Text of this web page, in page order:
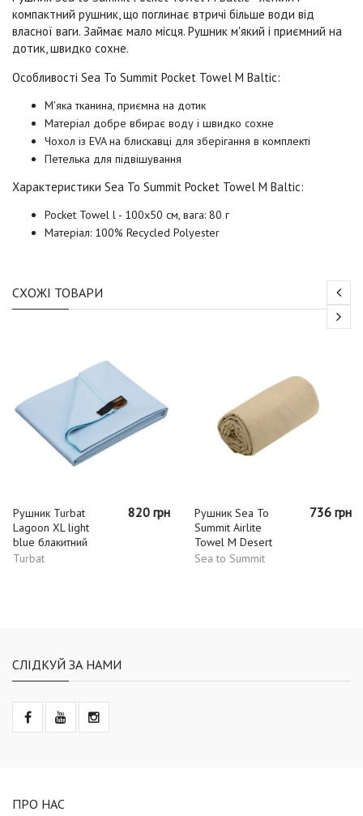
компактний рушник, що поглинає втричі більше води від
власної ваги. Займає мало місця. Рушник м'який і приємний на
дотик, швидко сохне.
Особливості Sea To Summit Pocket Towel M Baltic:
М'яка тканина, приємна на дотик
Матеріал добре вбирає воду і швидко сохне
Чохол із EVA на блискавці для зберігання в комплекті
Петелька для підвішування
Характеристики Sea To Summit Pocket Towel M Baltic:
Pocket Towel l - 100х50 см, вага: 80 г
Матеріал: 100% Recycled Polyester
СХОЖІ ТОВАРИ
Рушник Turbat
Lagoon XL light
blue блакитний
Turbat
820 грн
Рушник Sea To
Summit Airlite
Towel M Desert
Sea to Summit
736 грн
СЛІДКУЙ ЗА НАМИ
ПРО НАС